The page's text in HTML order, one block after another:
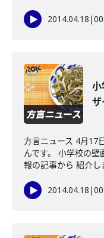
2014.04.18 |
小
方言ニュース 4月17
んです。 小学校の
報の記事から 紹介し
2014.04.18 |